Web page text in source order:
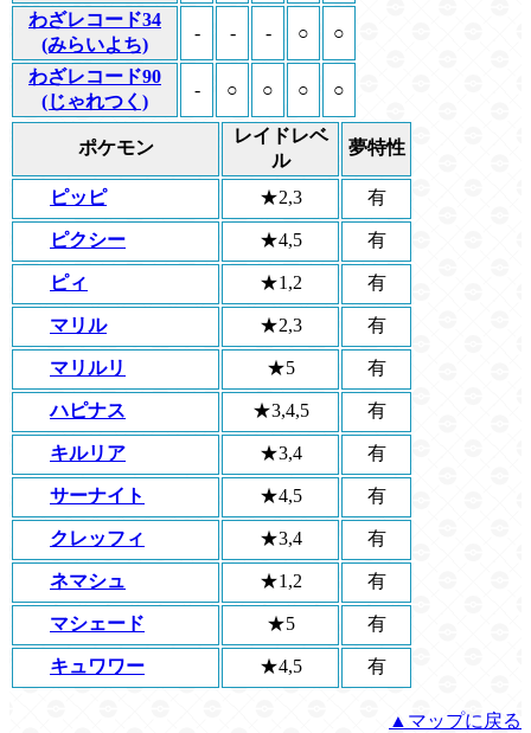
わざレコード34
(みらいよち)
- - - ○ ○
わざレコード90
(じゃれつく)
- ○ ○ ○ ○
ポケモン
レイドレベ
ル
夢特性
ピッピ ★2,3 有
ピクシー ★4,5 有
ピィ ★1,2 有
マリル ★2,3 有
マリルリ ★5 有
ハピナス ★3,4,5 有
キルリア ★3,4 有
サーナイト ★4,5 有
クレッフィ ★3,4 有
ネマシュ ★1,2 有
マシェード ★5 有
キュワワー ★4,5 有
▲マップに戻る